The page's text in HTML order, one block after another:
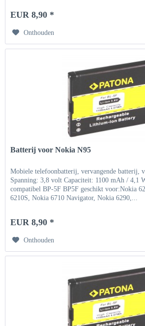
EUR 8,90 *
Onthouden
Batterij voor Nokia N95
Mobiele telefoonbatterij, vervangende batterij,
Spanning: 3,8 volt Capaciteit: 1100 mAh / 4,1
compatibel BP-5F BP5F geschikt voor:Nokia
6210S, Nokia 6710 Navigator, Nokia 6290,...
EUR 8,90 *
Onthouden